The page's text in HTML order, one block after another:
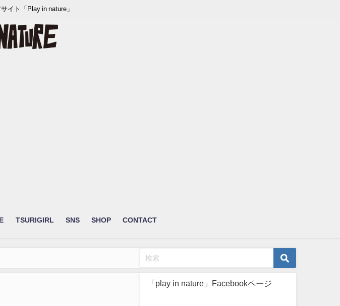
イト「Play in nature」
TSURIGIRL SNS SHOP CONTACT
「play in nature」Facebookページ